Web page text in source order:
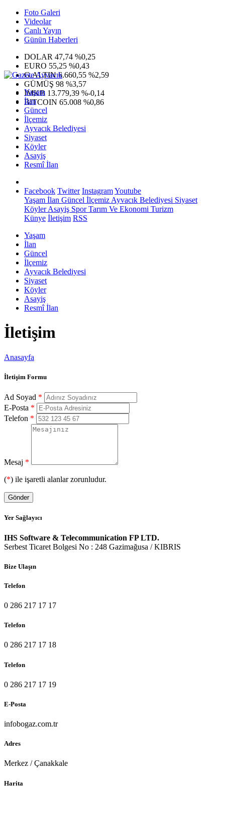
Foto Galeri
Videolar
Canlı Yayın
Günün Haberleri
DOLAR 47,74 %0,25
EURO 55,25 %0,43
G.ALTIN6.660,55 %2,59
GÜMÜŞ 98 %3,57
IMKB 13.779,39 %-0,14
BITCOIN 65.008 %0,86
Yaşam
İlan
Güncel
İlçemiz
Ayvacık Belediyesi
Siyaset
Köyler
Asayiş
Resmî İlan
Facebook Twitter InstagramYoutube
Yaşam İlan Güncel İlçemiz Ayvacık Belediyesi Siyaset
KöylerAsayiş SporTarım Ve Ekonomi Turizm
Künye İletişim RSS
Yaşam
İlan
Güncel
İlçemiz
Ayvacık Belediyesi
Siyaset
Köyler
Asayiş
Resmî İlan
İletişim
Anasayfa
İletişim Formu
Ad Soyad *
E-Posta *
Telefon *
Mesaj *
(*) ile işaretli alanlar zorunludur.
Gönder
Yer Sağlayıcı
IHS Software & Telecommunication FP LTD.
Serbest Ticaret Bolgesi No : 248 Gazimağusa / KIBRIS
Bize Ulaşın
Telefon
0 286 217 17 17
Telefon
0 286 217 17 18
Telefon
0 286 217 17 19
E-Posta
infobogaz.com.tr
Adres
Merkez / Çanakkale
Harita